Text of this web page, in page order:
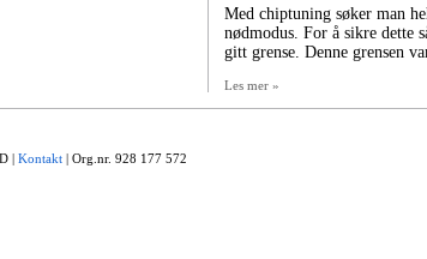
Med chiptuning søker man
nødmodus. For å sikre dette
gitt grense. Denne grensen
Les mer »
| Kontakt | Org.nr. 928 177 572